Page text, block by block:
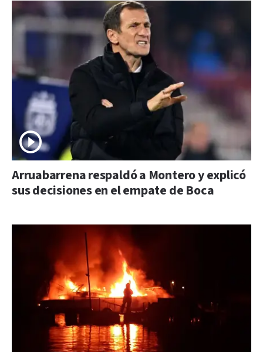
Arruabarrena respaldó a Montero y explicó
sus decisiones en el empate de Boca